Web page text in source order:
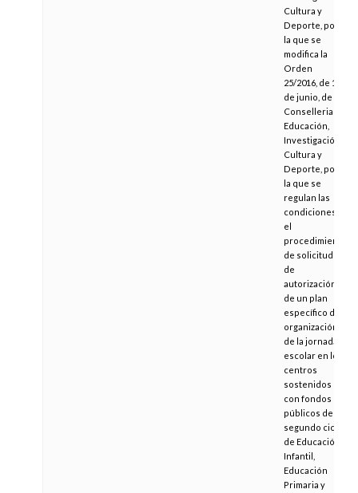
Cultura y
Deporte, por
la que se
modifica la
Orden
25/2016, de 13
de junio, de la
Conselleria de
Educación,
Investigación,
Cultura y
Deporte, por
la que se
regulan las
condiciones y
el
procedimiento
de solicitud y
de
autorización
de un plan
específico de
organización
de la jornada
escolar en los
centros
sostenidos
con fondos
públicos de
segundo ciclo
de Educación
Infantil,
Educación
Primaria y